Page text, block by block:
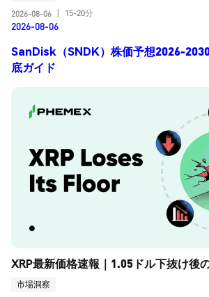
2026-08-06
15-20分
2026-08-06
SanDisk（SNDK）株価予想2026-
底ガイド
XRP最新価格速報｜1.05ドル下抜け後
市場洞察